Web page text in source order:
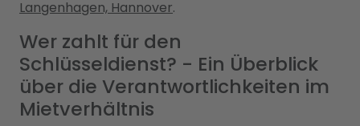
Langenhagen, Hannover.
Wer zahlt für den
Schlüsseldienst? - Ein Überblick
über die Verantwortlichkeiten im
Mietverhältnis